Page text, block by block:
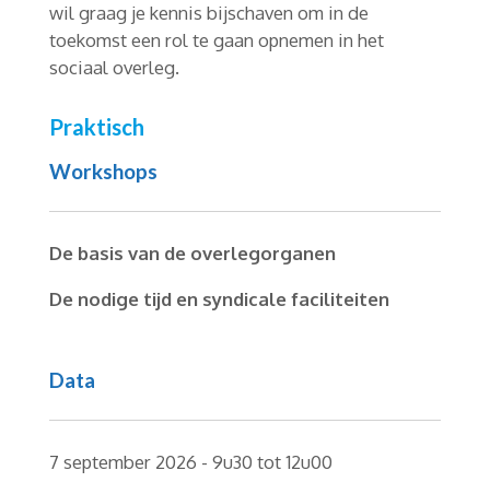
wil graag je kennis bijschaven om in de
toekomst een rol te gaan opnemen in het
sociaal overleg.
Praktisch
Workshops
De basis van de overlegorganen
De nodige tijd en syndicale faciliteiten
Data
7 september 2026 - 9u30 tot 12u00